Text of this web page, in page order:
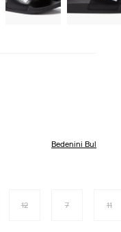
Bedenini Bul
12 7 11